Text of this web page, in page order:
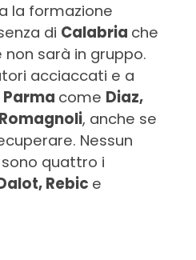
la formazione
di Calabria che
sarà in gruppo.
acciaccati e a
Parma come Diaz,
Romagnoli, anche se
Nessun
quattro i
Rebic e